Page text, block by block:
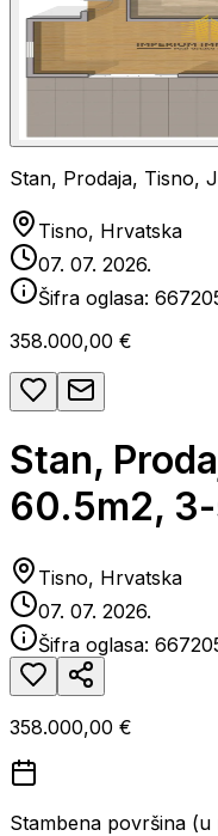
Stan, Prodaja, Tisno,
Tisno, Hrvatska
07. 07. 2026.
Šifra oglasa:
358.000,00 €
Stan,
60.5m2,
Tisno, Hrvatska
07. 07. 2026.
Šifra oglasa:
358.000,00 €
Stambena površina (u